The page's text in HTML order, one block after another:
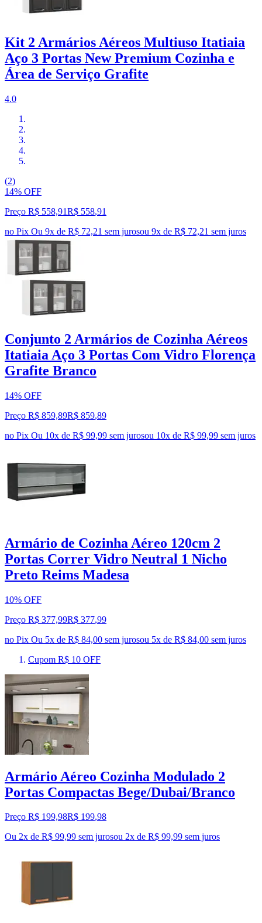
Kit 2 Armários Aéreos Multiuso Itatiaia
Aço 3 Portas New Premium Cozinha e
Área de Serviço Grafite
4.0
(2)
14% OFF
Preço R$ 558,91R$ 558,91
no Pix Ou 9x de R$ 72,21 sem jurosou 9x de R$ 72,21 sem juros
Conjunto 2 Armários de Cozinha Aéreos
Itatiaia Aço 3 Portas Com Vidro Florença
Grafite Branco
14% OFF
Preço R$ 859,89R$ 859,89
no Pix Ou 10x de R$ 99,99 sem jurosou 10x de R$ 99,99 sem juros
Armário de Cozinha Aéreo 120cm 2
Portas Correr Vidro Neutral 1 Nicho
Preto Reims Madesa
10% OFF
Preço R$ 377,99R$ 377,99
no Pix Ou 5x de R$ 84,00 sem jurosou 5x de R$ 84,00 sem juros
Cupom R$ 10 OFF
Armário Aéreo Cozinha Modulado 2
Portas Compactas Bege/Dubai/Branco
Preço R$ 199,98R$ 199,98
Ou 2x de R$ 99,99 sem jurosou 2x de R$ 99,99 sem juros